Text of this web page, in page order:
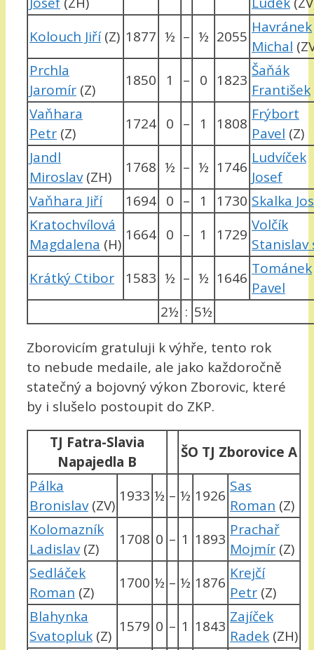
Kolouch Jiří(Z) 1877 ½ – ½ 2055
Havránek
Michal
Prchla
Jaromír (Z)
1850 1 – 0 1823
Šaňák
František
Vaňhara
Petr (Z)
1724 0 – 1 1808
Frýbort
Pavel (Z)
Jandl
Miroslav(ZH)
1768 ½ – ½ 1746
Ludvíček
Josef
Vaňhara Jiří
1694 0 – 1 1730 Skalka
Kratochvílová
Magdalena (H)
1664 0 – 1 1729
Volčík
Stanislav
Krátký Ctibor
1583 ½ – ½ 1646
Tománek
Pavel
2½ : 5½
Zborovicím gratuluji k výhře, tento rok
to nebude medaile, ale jako každoročně
statečný a bojovný výkon Zborovic, které
by i slušelo postoupit do ZKP.
TJ Fatra-Slavia
Napajedla B
ŠO TJ Zborovice A
Pálka
Bronislav(ZV)
1933 ½ – ½ 1926
Sas
Roman (Z)
Kolomazník
Ladislav(Z)
1708 0 – 1 1893
Prachař
Mojmír (Z)
Sedláček
Roman (Z)
1700 ½ – ½ 1876
Krejčí
Petr (Z)
Blahynka
Svatopluk (Z)
1579 0 – 1 1843
Zajíček
Radek (ZH)